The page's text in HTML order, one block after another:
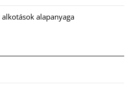
alapanyaga